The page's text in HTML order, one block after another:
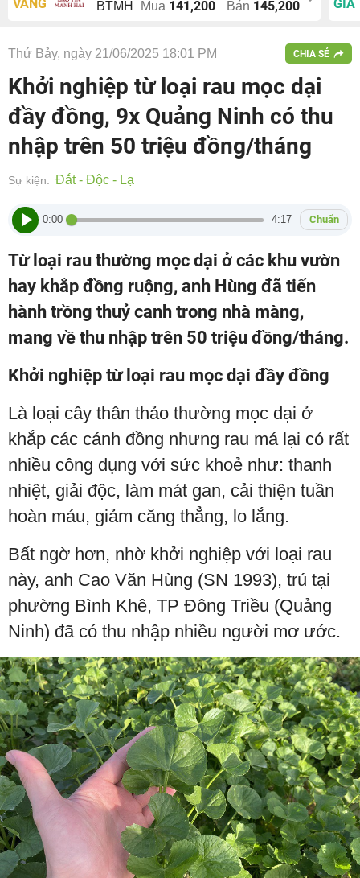
VÀNG
BTMH Mua 141,200 Bán 145,200
GIÁ
Thứ Bảy, ngày 21/06/2025 18:01 PM CHIA SẺ
Khởi nghiệp từ loại rau mọc dại
đầy đồng, 9x Quảng Ninh có thu
nhập trên 50 triệu đồng/tháng
Sự kiện: Đắt - Độc - Lạ
0:00 4:17 Chuẩn
Từ loại rau thường mọc dại ở các khu vườn
hay khắp đồng ruộng, anh Hùng đã tiến
hành trồng thuỷ canh trong nhà màng,
mang về thu nhập trên 50 triệu đồng/tháng.
Khởi nghiệp từ loại rau mọc dại đầy đồng
Là loại cây thân thảo thường mọc dại ở
khắp các cánh đồng nhưng rau má lại có rất
nhiều công dụng với sức khoẻ như: thanh
nhiệt, giải độc, làm mát gan, cải thiện tuần
hoàn máu, giảm căng thẳng, lo lắng.
Bất ngờ hơn, nhờ khởi nghiệp với loại rau
này, anh Cao Văn Hùng (SN 1993), trú tại
phường Bình Khê, TP Đông Triều (Quảng
Ninh) đã có thu nhập nhiều người mơ ước.